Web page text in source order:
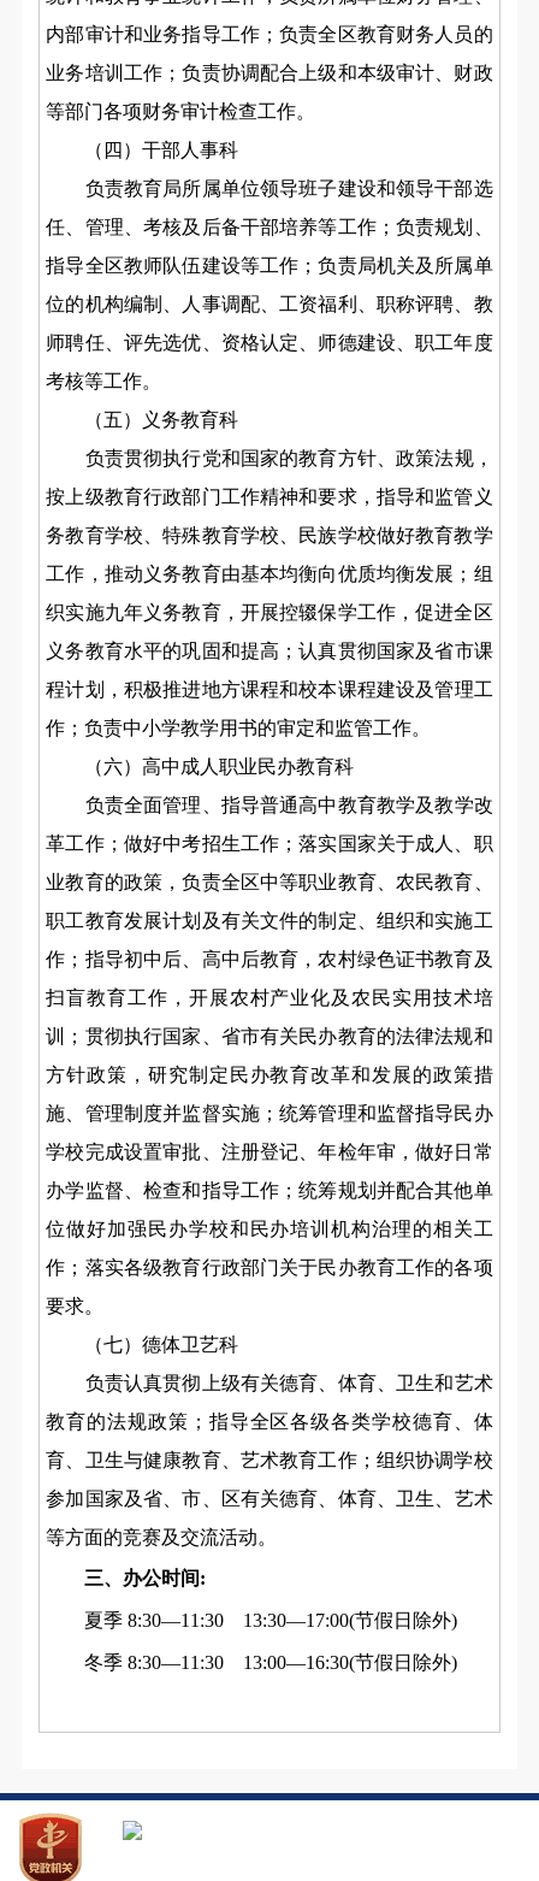
内部审计和业务指导工作；负责全区教育财务人员的
业务培训工作；负责协调配合上级和本级审计、财政
等部门各项财务审计检查工作。
（四）干部人事科
负责教育局所属单位领导班子建设和领导干部选
任、管理、考核及后备干部培养等工作；负责规划、
指导全区教师队伍建设等工作 ；负责局机关及所属单
位的机构编制、人事调配、工资福利、职称评聘、教
师聘任、评先选优 、资格认定、师德建设、职工年度
考核等工作。
（五）义务教育科
负责贯彻执行党和国家的教育方针、政策法规，
按 上级教育行政部门工作精神和要求，指导和监管义
务教育学校、特殊教育学校、民族学校做好教育教学
工作，推动义务教育由基本均衡向优质均衡发展； 组
织实施九年义务教育， 开展控辍保学工作，促进全区
义务教育水平的巩固和提高 ；认真贯彻国家及省市课
程计划，积极推进地方课程和校本课程建设及管理工
作；负责中小学教学用书的审定和监管工作。
（六）高中成人职业民办教育科
负责全面管理、指导普通高中教育教学及教学改
革工作； 做好中考招生工作 ；落实国家关于成人、职
业教育的政策，负责全区中等职业教育、农民教育、
职工教育发展计划及有关文件的制定、组织和实施工
作；指导初中后、高中后教育，农村绿色证书教育及
扫盲教育工作，开展农村产业化及农民实用技术培
训； 贯彻执行国家、省市有关民办教育的法律法规和
方针政策，研究制定 民办教育改革和发展的政策措
施、管理制度并监督实施； 统筹管理和监督指导民办
学校完成设置审批、注册登记、年检年审 ，做好日常
办学监督、检查和指导工作；统筹规划并配合其他单
位做好加强 民办学校和民办培训机构治理的相关工
作 ； 落实各级教育行政部门关于民办教育工作的各项
要求。
（七）德体卫艺科
负责认真贯彻上级有关德育、体育、卫生和艺术
教育的法规政策 ； 指导全区各级各类学校德育、体
育、卫生与健康教育、艺术教育工作； 组织协调学校
参加国家及省、市、
区有关德育、 体育、卫生、艺术
等方面的竞赛及交流活动。
三、办公时间:
夏季 8:30―11:30 13:30―17:00(节假日除外)
冬季 8:30―11:30 13:00―16:30(节假日除外)